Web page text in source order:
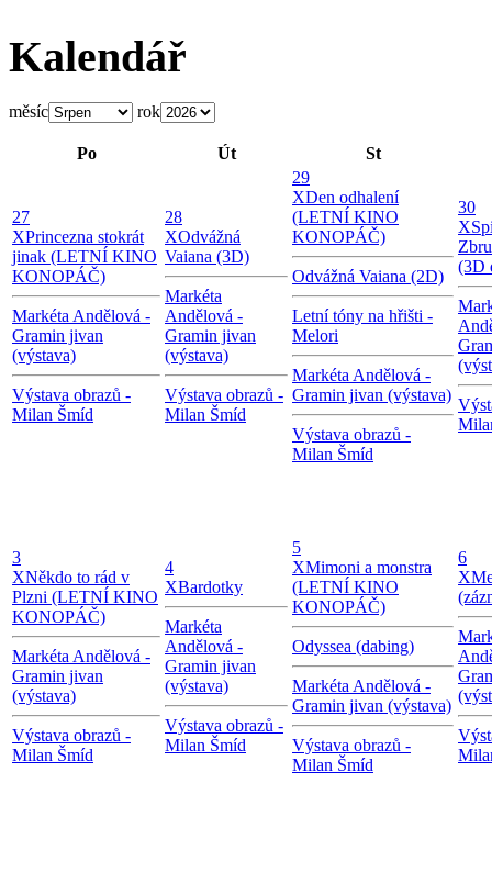
Kalendář
měsíc rok
Po Út St
27
XPrincezna stokrát
jinak (LETNÍ KINO
KONOPÁČ)
Markéta Andělová -
Gramin jivan
(výstava)
Výstava obrazů -
Milan Šmíd
28
XOdvážná
Vaiana (3D)
Markéta
Andělová -
Gramin jivan
(výstava)
Výstava obrazů -
Milan Šmíd
29
XDen odhalení
(LETNÍ KINO
KONOPÁČ)
Odvážná Vaiana (2D)
Letní tóny na hřišti -
Melori
Markéta Andělová -
Gramin jivan (výstava)
Výstava obrazů -
Milan Šmíd
30
X
(3D
3
XNěkdo to rád v
Plzni (LETNÍ KINO
KONOPÁČ)
Markéta Andělová -
Gramin jivan
(výstava)
Výstava obrazů -
Milan Šmíd
4
XBardotky
Markéta
Andělová -
Gramin jivan
(výstava)
Výstava obrazů -
Milan Šmíd
5
XMimoni a monstra
(LETNÍ KINO
KONOPÁČ)
Odyssea (dabing)
Markéta Andělová -
Gramin jivan (výstava)
Výstava obrazů -
Milan Šmíd
6
X